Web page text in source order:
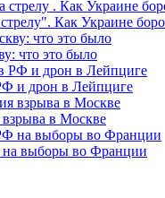
Как Украине
что это было
и дрон в Лейпциге
взрыва в Москве
на выборы во Франции